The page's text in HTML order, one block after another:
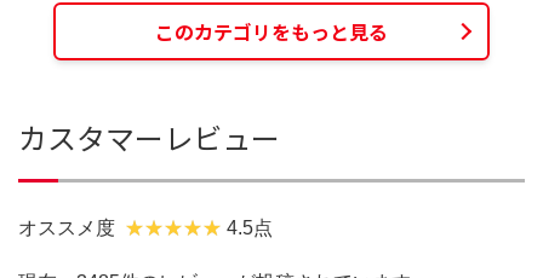
このカテゴリをもっと見る
カスタマーレビュー
オススメ度 4.5点